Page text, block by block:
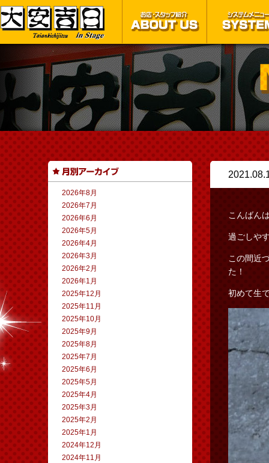
こんばん
過ごしや
この間近
た！
初めて生
2026年8月
2026年7月
2026年6月
2026年5月
2026年4月
2026年3月
2026年2月
2026年1月
2025年12月
2025年11月
2025年10月
2025年9月
2025年8月
2025年7月
2025年6月
2025年5月
2025年4月
2025年3月
2025年2月
2025年1月
2024年12月
2024年11月